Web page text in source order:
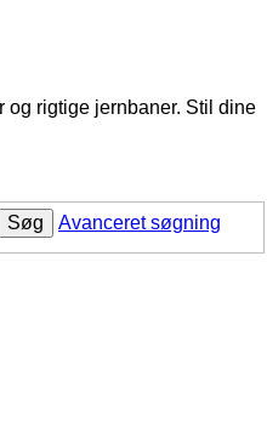
og rigtige jernbaner. Stil dine
Søg Avanceret søgning